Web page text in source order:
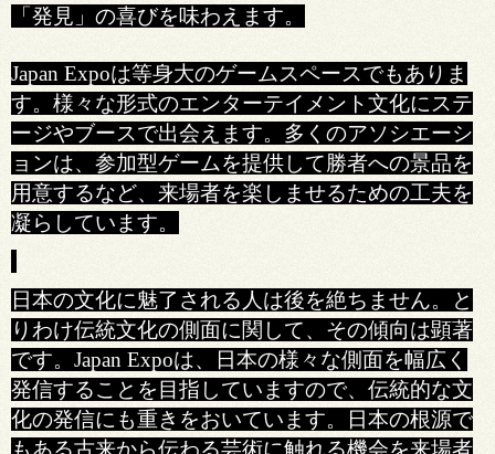
「発見」の喜びを味わえます。
Japan Expoは等身大のゲームスペースでもありま
す。様々な形式のエンターテイメント文化にステ
ージやブースで出会えます。多くのアソシエーシ
ョンは、参加型ゲームを提供して勝者への景品を
用意するなど、来場者を楽しませるための工夫を
凝らしています。
日本の文化に魅了される人は後を絶ちません。と
りわけ伝統文化の側面に関して、その傾向は顕著
です。Japan Expoは、日本の様々な側面を幅広く
発信することを目指していますので、伝統的な文
化の発信にも重きをおいています。日本の根源で
もある古来から伝わる芸術に触れる機会を来場者